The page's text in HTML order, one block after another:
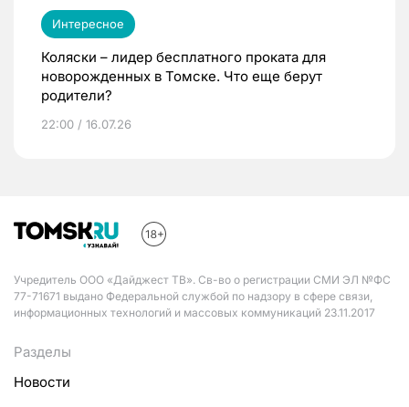
Интересное
Коляски – лидер бесплатного проката для
новорожденных в Томске. Что еще берут
родители?
22:00 / 16.07.26
Учредитель ООО «Дайджест ТВ». Св-во о регистрации СМИ ЭЛ №ФС
77-71671 выдано Федеральной службой по надзору в сфере связи,
информационных технологий и массовых коммуникаций 23.11.2017
Разделы
Новости